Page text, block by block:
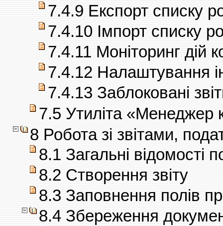
7.4.9 Експорт списку
7.4.10 Імпорт списку
7.4.11 Моніторинг дій
7.4.12 Налаштування
7.4.13 Заблоковані
7.5 Утиліта «Менеджер
8 Робота зі звітами,
8.1 Загальні відомості
8.2 Створення звіту
8.3 Заповнення полів
8.4 Збереження